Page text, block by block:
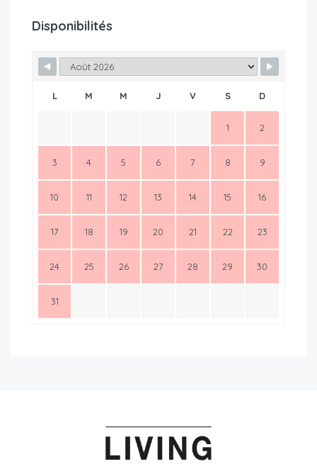
Disponibilités
L M M J V S D
1 2
3 4 5 6 7 8 9
10 11 12 13 14 15 16
17 18 19 20 21 22 23
24 25 26 27 28 29 30
31